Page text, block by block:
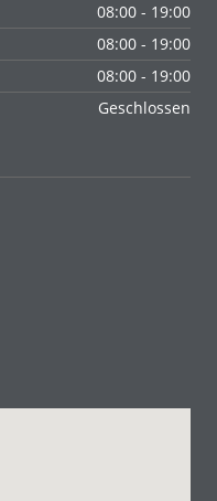
08:00 - 19:00
08:00 - 19:00
08:00 - 19:00
Geschlossen